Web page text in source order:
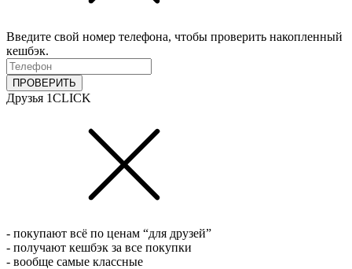
Введите свой номер телефона, чтобы проверить накопленный
кешбэк.
ПРОВЕРИТЬ
Друзья 1CLICK
- покупают всё по ценам “для друзей”
- получают кешбэк за все покупки
- вообще самые классные